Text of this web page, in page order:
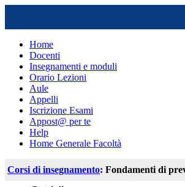
Home
Docenti
Insegnamenti e moduli
Orario Lezioni
Aule
Appelli
Iscrizione Esami
Appost@ per te
Help
Home Generale Facoltà
Corsi di insegnamento: Fondamenti di